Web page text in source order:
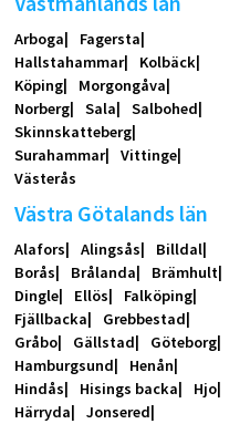
Arboga
Fagersta
Hallstahammar
Kolbäck
Köping
Morgongåva
Norberg
Sala
Salbohed
Skinnskatteberg
Surahammar
Vittinge
Västerås
Västra Götalands län
Alafors Alingsås
Billdal
Borås
Brålanda
Brämhult
Dingle
Ellös
Falköping
Fjällbacka
Grebbestad
Gråbo
Gällstad
Göteborg
Hamburgsund
Henån
Hindås
Hisings backa
Hjo
Härryda
Jonsered